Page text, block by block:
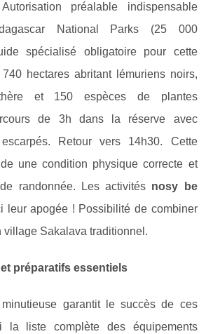
préalable indispensable
National Parks (25 000
spécialisé obligatoire pour cette
hectares abritant lémuriens noirs,
et 150 espèces de plantes
de 3h dans la réserve avec
Retour vers 14h30. Cette
une condition physique correcte et
randonnée. Les activités nosy be
leur apogée ! Possibilité de combiner
village Sakalava traditionnel.
préparatifs essentiels
garantit le succès de ces
la liste complète des équipements